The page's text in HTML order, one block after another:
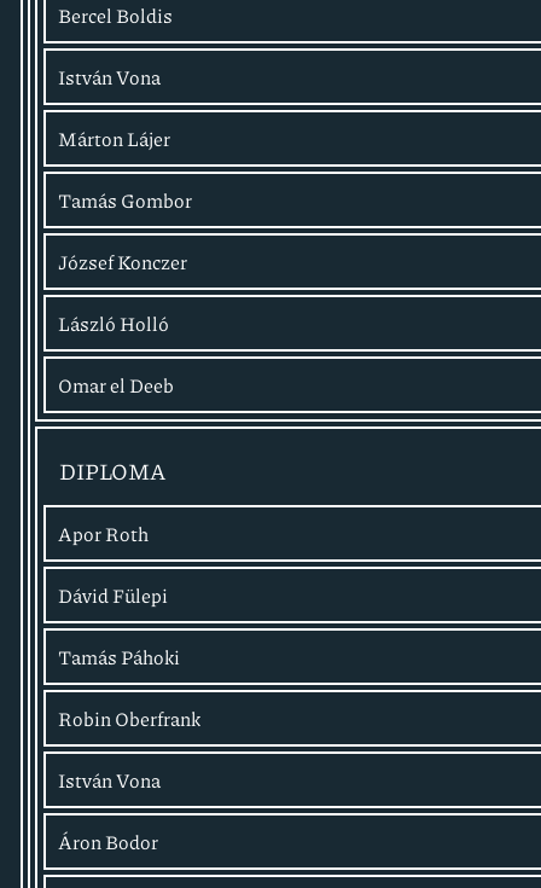
Bercel Boldis
István Vona
Márton Lájer
Tamás Gombor
József Konczer
László Holló
Omar el Deeb
DIPLOMA
Apor Roth
Dávid Fülepi
Tamás Páhoki
Robin Oberfrank
István Vona
Áron Bodor